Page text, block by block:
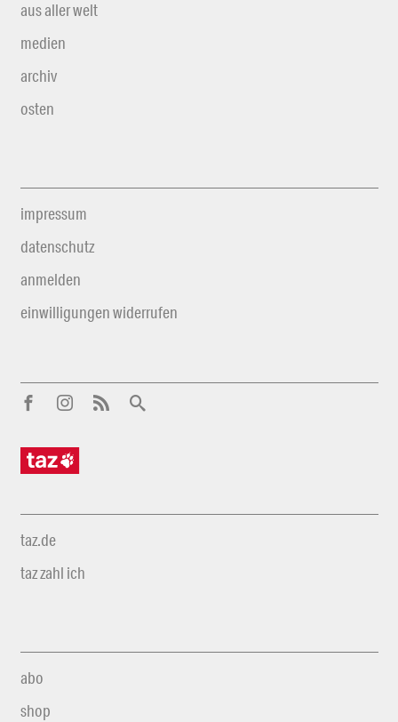
aus aller welt
medien
archiv
osten
impressum
datenschutz
anmelden
einwilligungen widerrufen
taz.de
taz zahl ich
abo
shop